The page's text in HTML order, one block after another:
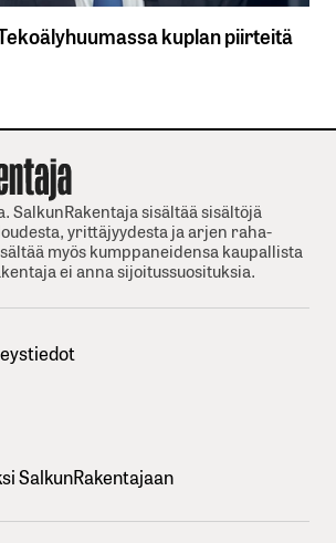
kuplan piirteitä
SalkunRakentaja sisältää sisältöjä
yrittäjyydesta ja arjen raha-
myös kumppaneidensa kaupallista
ei anna sijoitussuosituksia.
SalkunRakentajaan